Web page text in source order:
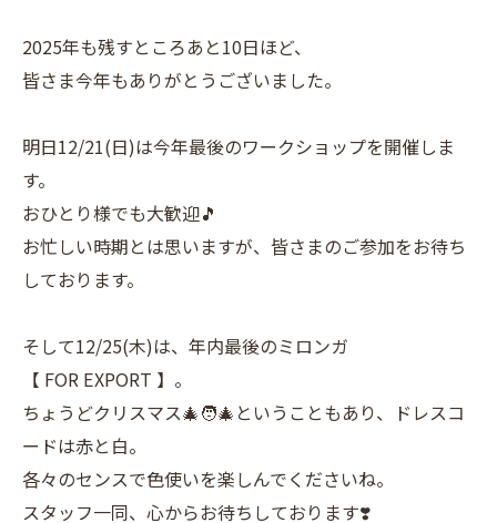
2025年も残すところあと10日ほど、
皆さま今年もありがとうございました。
明日12/21(日)は今年最後のワークショップを開催しま
す。
おひとり様でも大歓迎🎵
お忙しい時期とは思いますが、皆さまのご参加をお待ち
しております。
そして12/25(木)は、年内最後のミロンガ
【 FOR EXPORT 】。
ちょうどクリスマス🎄🧑‍🎄ということもあり、ドレスコ
ードは赤と白。
各々のセンスで色使いを楽しんでくださいね。
スタッフ一同、心からお待ちしております❣️